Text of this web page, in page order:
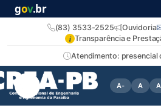
gov.br
Atendimento: presencial
(83) 3533-2525 Ouvidoria
i Transparência e
A- A